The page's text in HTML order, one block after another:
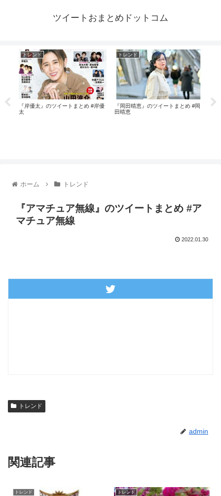
ツイートおまとめドットコム
#
トレンド
『岸優太』のツイートまとめ #岸優
太
トレンド
『岡田晴恵』のツイートまとめ #岡
田晴恵
『
ホーム トレンド
『アマチュア無線』のツイートまとめ #ア
マチュア無線
2022.01.30
トレンド
admin
関連記事
トレンド トレンド